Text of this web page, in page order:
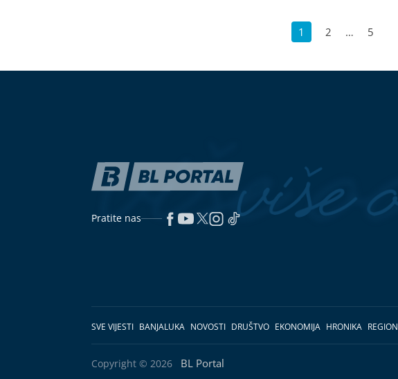
1 2 … 5
Pratite nas
SVE VIJESTI BANJALUKA NOVOSTI DRUŠTVO EKONOMIJA HRONIKA REGION
Copyright © 2026 BL Portal